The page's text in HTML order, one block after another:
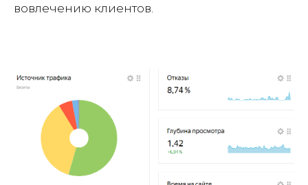
вовлечению клиентов.